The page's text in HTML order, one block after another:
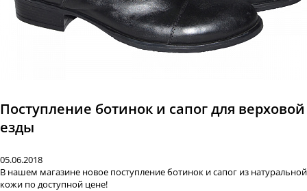
Поступление ботинок и сапог для верховой
езды
05.06.2018
В нашем магазине новое поступление ботинок и сапог из натуральной
кожи по доступной цене!